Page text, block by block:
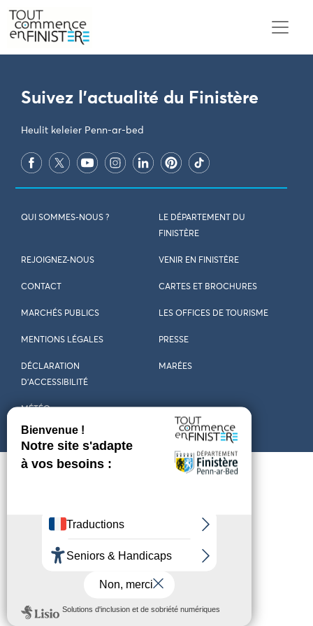
PARAMÈTRES DES COOKIES
Suivez l'actualité du Finistère
Heulit keleier Penn-ar-bed
QUI SOMMES-NOUS ?
LE DÉPARTEMENT DU
FINISTÈRE
REJOIGNEZ-NOUS VENIR EN FINISTÈRE
CONTACT CARTES ET BROCHURES
MARCHÉS PUBLICS LES OFFICES DE TOURISME
MENTIONS LÉGALES PRESSE
DÉCLARATION
D’ACCESSIBILITÉ
MARÉES
MÉTÉO